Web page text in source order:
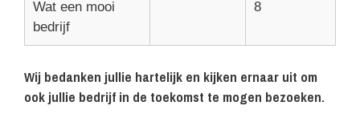
Wat een mooi
bedrijf
8
Wij bedanken jullie hartelijk en kijken ernaar uit om
ook jullie bedrijf in de toekomst te mogen bezoeken.